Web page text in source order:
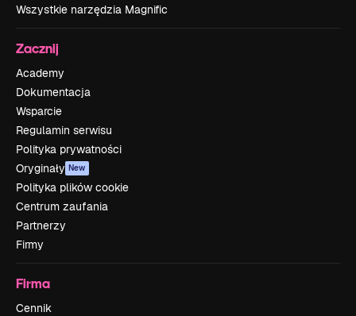
Wszystkie narzędzia Magnific
Zacznij
Academy
Dokumentacja
Wsparcie
Regulamin serwisu
Polityka prywatności
Oryginały New
Polityka plików cookie
Centrum zaufania
Partnerzy
Firmy
Firma
Cennik